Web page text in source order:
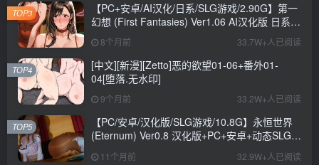
【PC+安卓/AI汉化/日系/SLG游戏/2.90G】第一
幻想 (First Fantasies) Ver1.06 AI汉化版 日系
SLG游戏+2.90G
8个月前 33.7W+人已阅读
TOP3
[中文][新漫][Zetto]恶的欲望01-06+番外01-
04[堕落.无水印]
9个月前 33.2W+人已阅读
TOP4
【PC/安卓/汉化版/SLG游戏/10.8G】永恒世界
(Eternum) Ver0.8 汉化版+PC+安卓+动态SLG游
戏+10.8G
11个月前 32.9W+人已阅读
TOP5